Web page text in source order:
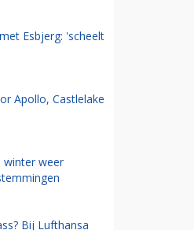
Esbjerg: 'scheelt
Apollo, Castlelake
winter weer
Bij Lufthansa